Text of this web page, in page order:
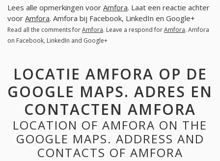
Lees alle opmerkingen voor Amfora. Laat een reactie achter
voor Amfora. Amfora bij Facebook, LinkedIn en Google+
Read all the comments forAmfora. Leave a respond forAmfora. Amfora
on Facebook, LinkedIn and Google+
LOCATIE AMFORA OP DE
GOOGLE MAPS. ADRES EN
CONTACTEN AMFORA
LOCATION OF AMFORA ON THE
GOOGLE MAPS. ADDRESS AND
CONTACTS OF AMFORA